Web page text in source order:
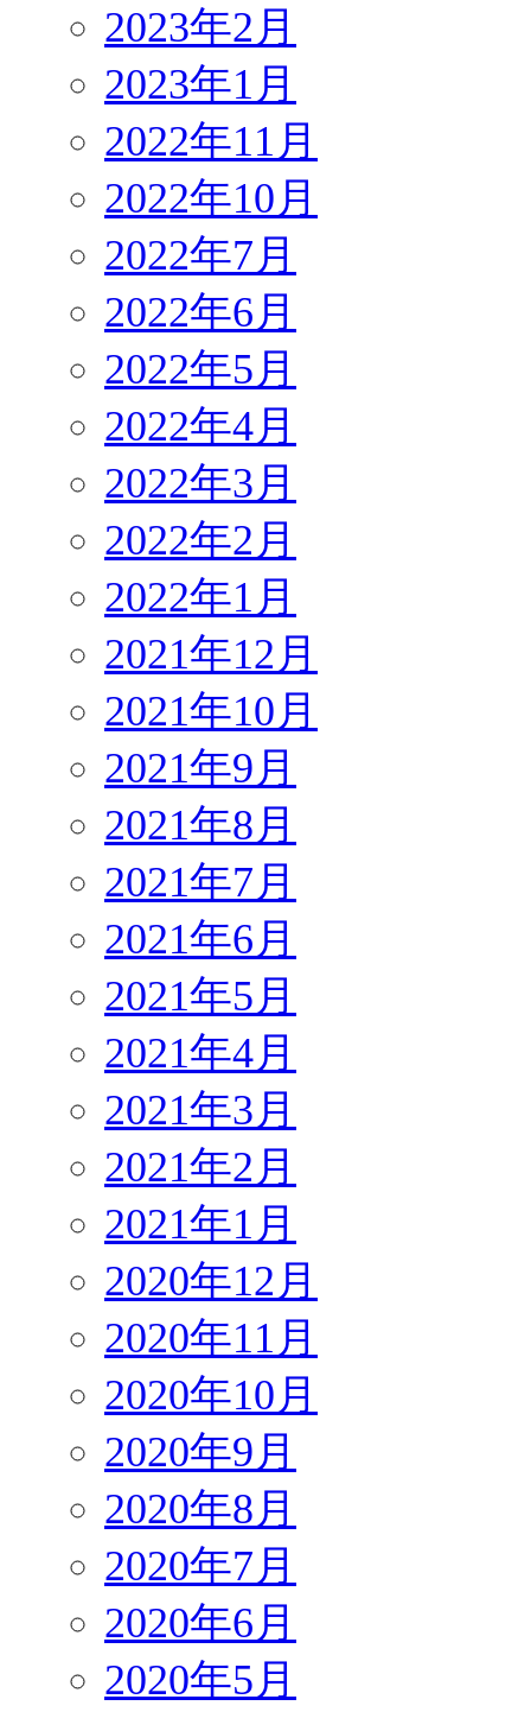
2023年2月
2023年1月
2022年11月
2022年10月
2022年7月
2022年6月
2022年5月
2022年4月
2022年3月
2022年2月
2022年1月
2021年12月
2021年10月
2021年9月
2021年8月
2021年7月
2021年6月
2021年5月
2021年4月
2021年3月
2021年2月
2021年1月
2020年12月
2020年11月
2020年10月
2020年9月
2020年8月
2020年7月
2020年6月
2020年5月